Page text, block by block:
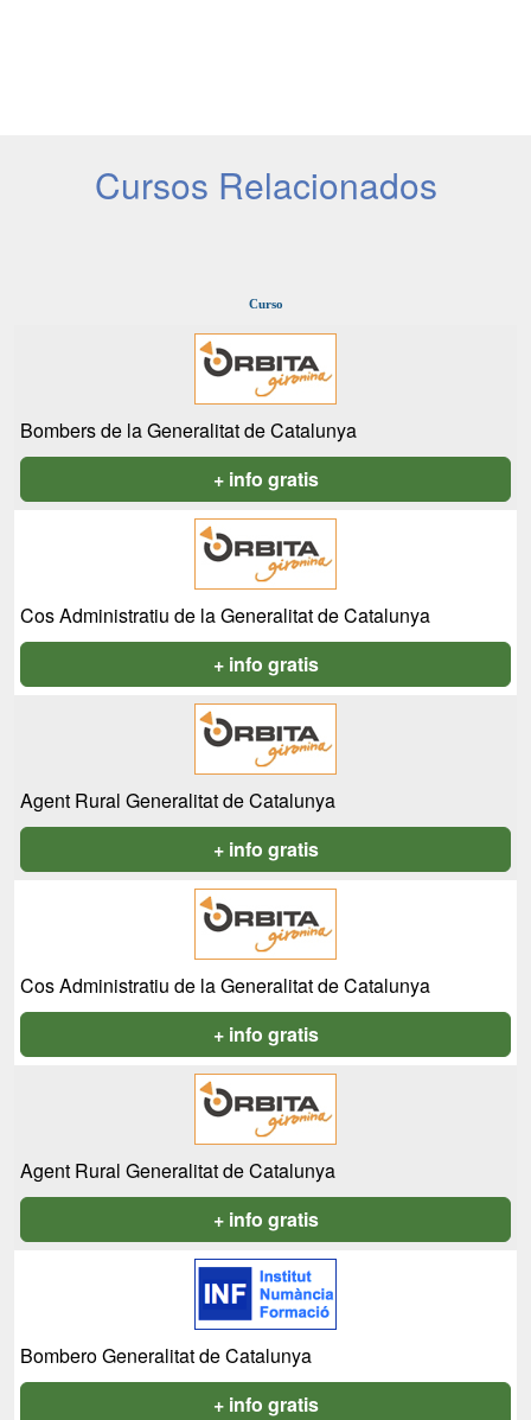
Cursos Relacionados
Curso
Bombers de la Generalitat de Catalunya
+ info gratis
Cos Administratiu de la Generalitat de Catalunya
+ info gratis
Agent Rural Generalitat de Catalunya
+ info gratis
Cos Administratiu de la Generalitat de Catalunya
+ info gratis
Agent Rural Generalitat de Catalunya
+ info gratis
Bombero Generalitat de Catalunya
+ info gratis